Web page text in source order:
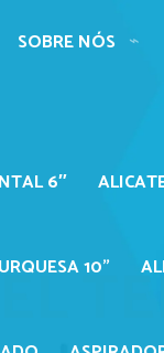
SOBRE NÓS
6″
10"